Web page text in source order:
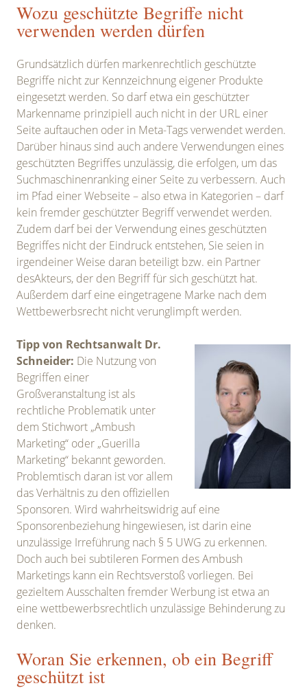
Wozu geschützte Begriffe nicht
verwenden werden dürfen
Grundsätzlich dürfen markenrechtlich geschützte
Begriffe nicht zur Kennzeichnung eigener Produkte
eingesetzt werden. So darf etwa ein geschützter
Markenname prinzipiell auch nicht in der URL einer
Seite auftauchen oder in Meta-Tags verwendet werden.
Darüber hinaus sind auch andere Verwendungen eines
geschützten Begriffes unzulässig, die erfolgen, um das
Suchmaschinenranking einer Seite zu verbessern. Auch
im Pfad einer Webseite – also etwa in Kategorien – darf
kein fremder geschützter Begriff verwendet werden.
Zudem darf bei der Verwendung eines geschützten
Begriffes nicht der Eindruck entstehen, Sie seien in
irgendeiner Weise daran beteiligt bzw. ein Partner
desAkteurs, der den Begriff für sich geschützt hat.
Außerdem darf eine eingetragene Marke nach dem
Wettbewerbsrecht nicht verunglimpft werden.
Tipp von Rechtsanwalt Dr.
Schneider: Die Nutzung von
Begriffen einer
Großveranstaltung ist als
rechtliche Problematik unter
dem Stichwort „Ambush
Marketing“ oder „Guerilla
Marketing“ bekannt geworden.
Problemtisch daran ist vor allem
das Verhältnis zu den offiziellen
Sponsoren. Wird wahrheitswidrig auf eine
Sponsorenbeziehung hingewiesen, ist darin eine
unzulässige Irreführung nach § 5 UWG zu erkennen.
Doch auch bei subtileren Formen des Ambush
Marketings kann ein Rechtsverstoß vorliegen. Bei
gezieltem Ausschalten fremder Werbung ist etwa an
eine wettbewerbsrechtlich unzulässige Behinderung zu
denken.
Woran Sie erkennen, ob ein Begriff
geschützt ist